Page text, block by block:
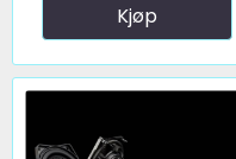
Kjøp